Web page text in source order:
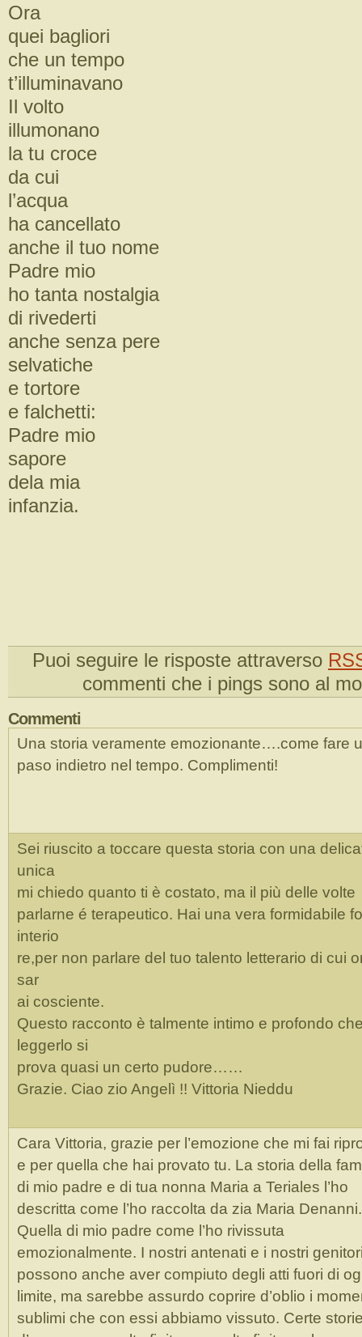
Ora
quei bagliori
che un tempo
t’illuminavano
Il volto
illumonano
la tu croce
da cui
l’acqua
ha cancellato
anche il tuo nome
Padre mio
ho tanta nostalgia
di rivederti
anche senza pere
selvatiche
e tortore
e falchetti:
Padre mio
sapore
dela mia
infanzia.
Puoi seguire le risposte attraverso
commenti che i pings sono al
Commenti
Una storia veramente emozionante….come fare
paso indietro nel tempo. Complimenti!
Sei riuscito a toccare questa storia con una
unica
mi chiedo quanto ti è costato, ma il più delle volte
parlarne é terapeutico. Hai una vera formidabile
interio
re,per non parlare del tuo talento letterario di cui
sar
ai cosciente.
Questo racconto è talmente intimo e profondo
leggerlo si
prova quasi un certo pudore……
Grazie. Ciao zio Angelì !! Vittoria Nieddu
Cara Vittoria, grazie per l’emozione che mi fai
e per quella che hai provato tu. La storia della
di mio padre e di tua nonna Maria a Teriales l’ho
descritta come l’ho raccolta da zia Maria Denanni.
Quella di mio padre come l’ho rivissuta
emozionalmente. I nostri antenati e i nostri
possono anche aver compiuto degli atti fuori di
limite, ma sarebbe assurdo coprire d’oblio i
sublimi che con essi abbiamo vissuto. Certe